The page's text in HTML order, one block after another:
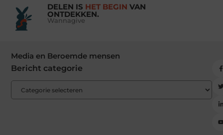
DELEN IS HET BEGIN VAN
ONTDEKKEN.
Wannagive
Media en Beroemde mensen
Bericht categorie